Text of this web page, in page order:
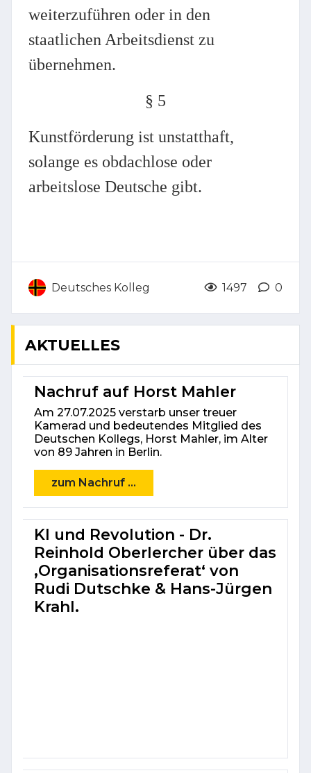
weiterzuführen oder in den
staatlichen Arbeitsdienst zu
übernehmen.
§ 5
Kunstförderung ist unstatthaft,
solange es obdachlose oder
arbeitslose Deutsche gibt.
Deutsches Kolleg 1497 0
AKTUELLES
Nachruf auf Horst Mahler
Am 27.07.2025 verstarb unser treuer
Kamerad und bedeutendes Mitglied des
Deutschen Kollegs, Horst Mahler, im Alter
von 89 Jahren in Berlin.
zum Nachruf ...
KI und Revolution - Dr.
Reinhold Oberlercher über das
‚Organisations­referat‘ von
Rudi Dutschke & Hans-Jürgen
Krahl.